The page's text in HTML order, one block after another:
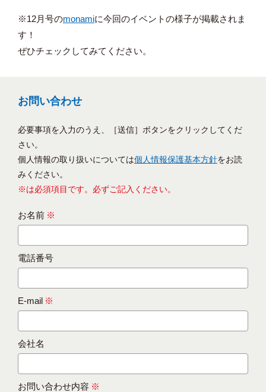
※12月号のmonamiに今回のイベントの様子が掲載されま
す！
ぜひチェックしてみてください。
お問い合わせ
必要事項を入力のうえ、［送信］ボタンをクリックしてくだ
さい。
個人情報の取り扱いについては個人情報保護基本方針をお読
みください。
※は必須項目です。必ずご記入ください。
お名前 ※
電話番号
E-mail ※
会社名
お問い合わせ内容 ※